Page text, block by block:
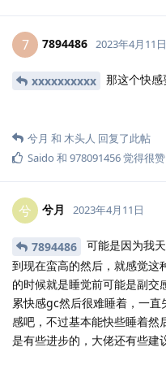
7 7894486 2023年4月11日
xxxxxxxxxx 那这个快感
兮月 和 木头人 回复了此帖
Saido 和 978091456觉得很赞
兮 兮月 2023年4月11日
7894486
可能是因为我
到现在蛮高的然后，就感觉这
的时候就是睡觉前可能是副交
累快感gc然后很难睡着，一
感吧，不过基本能快些睡着然
是有些进步的，大佬还有些建